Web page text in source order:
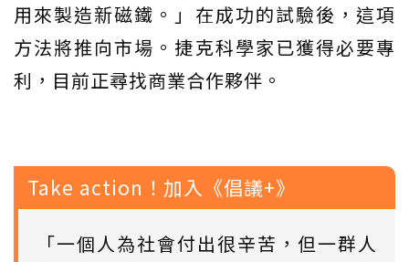
用來製造新磁鐵。」在成功的試驗後，這項
方法將推向市場。捷克科學家已獲得必要專
利，目前正尋找商業合作夥伴。
Take action！加入《倡議+》
「一個人為社會付出很辛苦，但一群人